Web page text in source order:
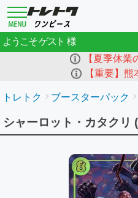
ようこそゲスト
【夏季休業
【重要】
トレトク ブースターパック
シャーロット・カタクリ